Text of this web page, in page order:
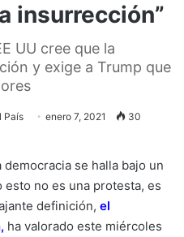
insurrección”
UU cree que la
y exige a Trump que
País enero 7, 2021 30
se halla bajo un
no es una protesta, es
definición, el
, ha valorado este miércoles